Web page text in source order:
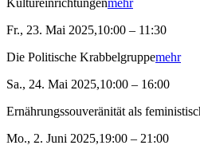
Fr., 23. Mai 2025,10:00 – 11:30
Die Politische Krabbelgruppemehr
Sa., 24. Mai 2025,10:00 – 16:00
Ernährungssouveränität als
Mo., 2. Juni 2025,19:00 – 21:00